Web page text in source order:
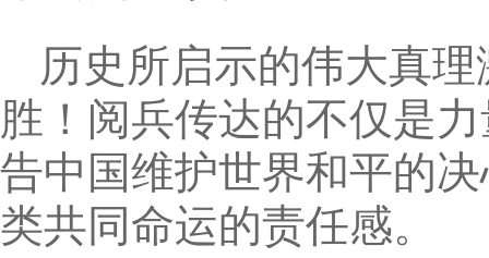
历史所启示的伟大真
胜！阅兵传达的不仅是
告中国维护世界和平的
类共同命运的责任感。